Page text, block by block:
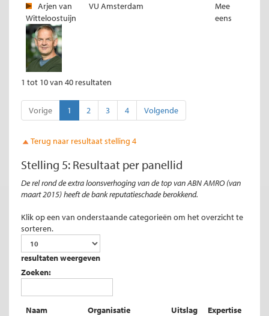
Arjen van
Witteloostuijn
VU Amsterdam
Mee
eens
1 tot 10 van 40 resultaten
Vorige 1 2 3 4 Volgende
Terug naar resultaat stelling 4
Stelling 5: Resultaat per panellid
De rel rond de extra loonsverhoging van de top van ABN AMRO (van
maart 2015) heeft de bank reputatieschade berokkend.
Klik op een van onderstaande categorieën om het overzicht te
sorteren.
resultaten weergeven
Zoeken:
Naam Organisatie Uitslag Expertise